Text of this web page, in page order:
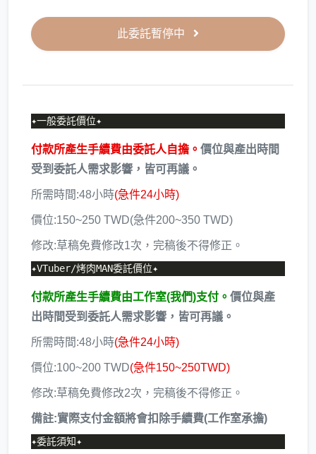
此委託暫停中
付款所產生手續費由委託人自擔。 價位與產出時間
受到委託人需求影響，皆可再議。
所需時間:48小時(急件24小時)
價位:150~250 TWD(急件200~350 TWD)
修改:草稿免費修改1次，完稿後不得修正。
付款所產生手續費由工作室(我們)支付。 價位與產
出時間受到委託人需求影響，皆可再議。
所需時間:48小時(急件24小時)
價位:100~200 TWD(急件150~250TWD)
修改:草稿免費修改2次，完稿後不得修正。
備註:實際支付金額將會扣除手續費(工作室承擔)